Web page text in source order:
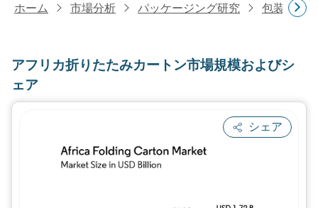
ホーム 市場分析 パッケージング研究 包装材料
アフリカ折りたたみカートン市場規模およびシ
ェア
シェア